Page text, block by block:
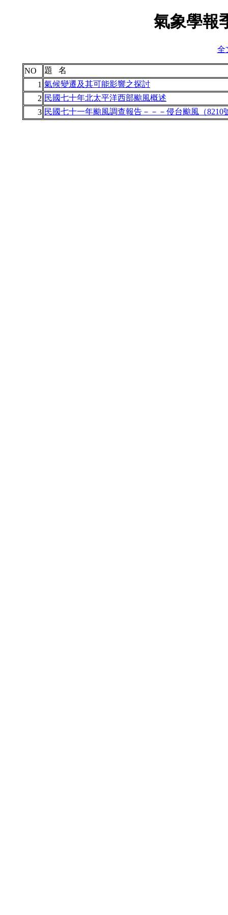
氣象學報
全
NO
題 名
1 氣候變遷及其可能影響之探討
2 民國七十年北太平洋西部颱風概述
3 民國七十一年颱風調查報告－－－侵台颱風（8210